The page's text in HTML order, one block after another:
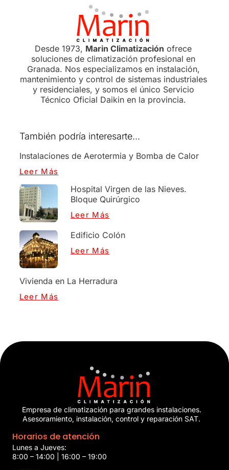
Desde 1973, Marin Climatización ofrece
soluciones de climatización profesional en
Granada. Nos especializamos en instalación,
mantenimiento y control de sistemas industriales
y residenciales, y somos el único Servicio
Técnico Oficial Daikin en la provincia.
También podría interesarte...
Instalaciones de Aerotermia y Bomba de Calor
Leer Más
Hospital Virgen de las Nieves.
Bloque Quirúrgico
Leer Más
Edificio Colón
Leer Más
Vivienda en La Herradura
Leer Más
Empresa de climatización para grandes instalaciones.
Asesoramiento, instalación, control y reparación SAT.
Horarios de atención
Lunes a Jueves:
8:00 – 14:00 | 16:00 – 19:00